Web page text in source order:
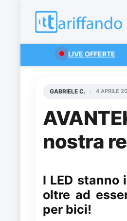
LIVE OFFERTE
nostra
GABRIELE C. 4 APRILE
I LED stanno
oltre ad
per bici!